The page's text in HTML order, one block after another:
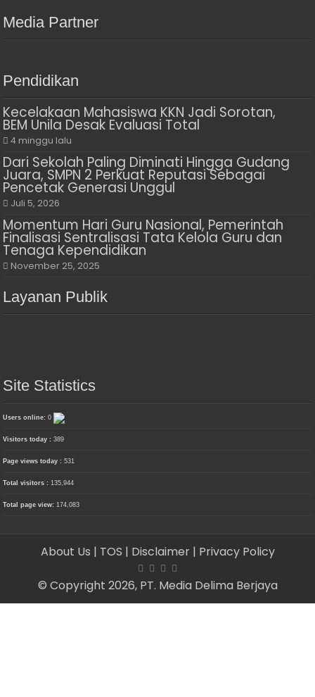
Media Partner
Pendidikan
Kecelakaan Mahasiswa KKN Jadi Sorotan,
BEM Unila Desak Evaluasi Total
4 minggu lalu
Dari Sekolah Paling Diminati Hingga Gudang
Juara, SMPN 2 Perkuat Reputasi Sebagai
Pencetak Generasi Unggul
Juli 5, 2026
Momentum Hari Guru Nasional, Pemerintah
Finalisasi Sentralisasi Tata Kelola Guru dan
Tenaga Kependidikan
November 25, 2025
Layanan Publik
Site Statistics
Users online:0
Visitors today :389
Page views today :531
Total visitors :135,944
Total page view:174,083
About Us | TOS | Disclaimer | Privacy Policy
© Copyright 2026, PT. Media Delima Berjaya